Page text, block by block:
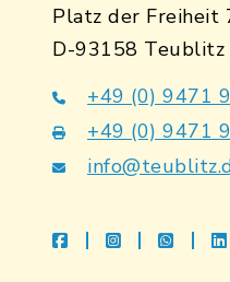
Platz der Freiheit
D-93158 Teublitz
+49 (0) 9471
+49 (0) 9471
facebookinstagram